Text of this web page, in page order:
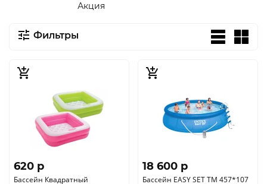
Акция
Фильтры
620 p
Бассейн Квадратный
18 600 p
Бассейн EASY SET TM 457*107